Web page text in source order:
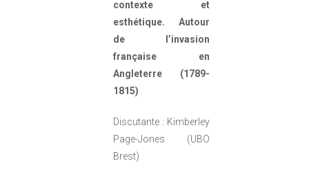
contexte et
esthétique. Autour
de l’invasion
française en
Angleterre (1789-
1815)
Discutante : Kimberley
Page-Jones (UBO
Brest)